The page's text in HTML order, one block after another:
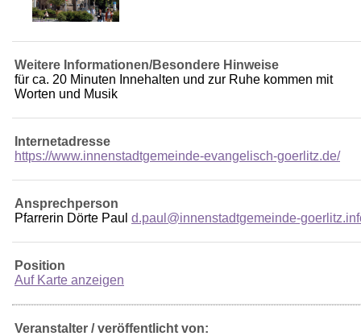
Weitere Informationen/Besondere Hinweise
für ca. 20 Minuten Innehalten und zur Ruhe kommen mit
Worten und Musik
Internetadresse
https://www.innenstadtgemeinde-evangelisch-goerlitz.de/
Ansprechperson
Pfarrerin Dörte Paul d.paul@innenstadtgemeinde-
Position
Auf Karte anzeigen
Veranstalter / veröffentlicht von: